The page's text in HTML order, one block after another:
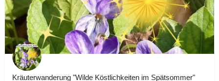
Kräuterwanderung "Wilde Köstlichkeiten im Spätsommer"